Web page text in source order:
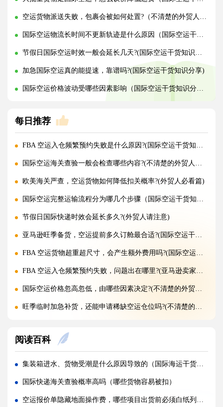
空运货物派送失败，包裹会被如何处置?（不清楚的外贸人看过来）
国际空运物流长时间不更新轨迹是什么原因（国际空运干货知识分享）
节假日国际空运时效一般会延长几天?(国际空运干货知识分享)
加急国际空运真的能提速，靠谱吗?(国际空运干货知识分享)
国际空运价格波动受哪些因素影响（国际空运干货知识分享）
每日推荐
FBA 空运入仓频繁预约失败是什么原因?(国际空运干货知识分享)
国际空运海关查验一般会检查哪些内容?(不清楚的外贸人看过来)
欧美海关严查，空运货物如何降低扣关概率?(外贸人必看篇)
国际空运完整运输流程分为哪几个步骤（国际空运干货知识分享）
节假日国际快递时效会延长多久?(外贸人请注意)
亚马逊旺季备货，空运提前多久订舱最合适?(国际空运干货知识分享)
FBA 空运货物超重超尺寸，会产生额外费用吗?(国际空运干货知识分享)
FBA 空运入仓频繁预约失败，问题出在哪里?(亚马逊卖家请注意)
国际空运价格忽高忽低，由哪些因素决定?(不清楚的外贸人看过来)
旺季临时加急补货，还能申请稀缺空运仓位吗?(不清楚的外贸人看过来)
实木托盘无 IPPC 标识，空运落地除销毁外有哪些整改方式(国际空运干货知识分享)
空运到仓长期不上架，如何区分物流延误与亚马逊仓内拥堵?(国际空运干货知识分享)
美仓热门地址，空派派送经常拒收该怎么处理（不清楚的跨境卖家看过来）
海关认定货值偏高征税，有合规申诉减免税费的办法吗（国际快递干货知识分享）
阅读百科
集装箱进水、货物受潮是什么原因导致的（国际海运干货知识分享）
国际快递海关查验概率高吗（哪些货物容易被扣）
空运报价单隐藏地面操作费，哪些项目出货前必须白纸列明（不清楚的外贸人看过来）